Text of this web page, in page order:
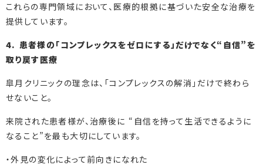
これらの専門領域において、医療的根拠に基づいた安全な治療を
提供しています。
4. 患者様の「コンプレックスをゼロにする」だけでなく“自信”を
取り戻す医療
皐月クリニックの理念は、「コンプレックスの解消」だけで終わら
せないこと。
来院された患者様が、治療後に “自信を持って生活できるように
なること”を最も大切にしています。
・外見の変化によって前向きになれた